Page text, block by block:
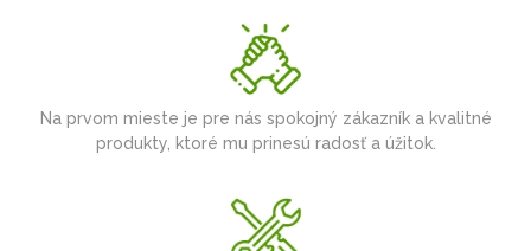
Na prvom mieste je pre nás spokojný zákazník a kvalitné
produkty, ktoré mu prinesú radosť a úžitok.